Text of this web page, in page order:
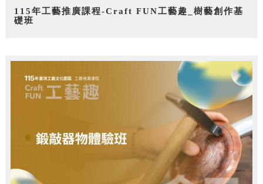
115年工藝推廣課程-Craft FUN工藝趣_樹藝創作基
礎班